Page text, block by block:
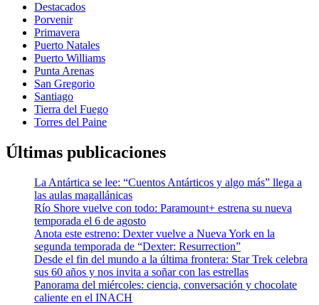
Destacados
Porvenir
Primavera
Puerto Natales
Puerto Williams
Punta Arenas
San Gregorio
Santiago
Tierra del Fuego
Torres del Paine
Últimas publicaciones
La Antártica se lee: “Cuentos Antárticos y algo más” llega a
las aulas magallánicas
Río Shore vuelve con todo: Paramount+ estrena su nueva
temporada el 6 de agosto
Anota este estreno: Dexter vuelve a Nueva York en la
segunda temporada de “Dexter: Resurrection”
Desde el fin del mundo a la última frontera: Star Trek celebra
sus 60 años y nos invita a soñar con las estrellas
Panorama del miércoles: ciencia, conversación y chocolate
caliente en el INACH